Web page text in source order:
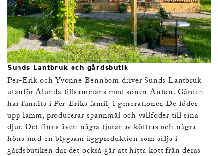
Sunds Lantbruk och gårdsbutik
Per-Erik och Yvonne Bennbom driver Sunds Lantbruk
utanför Alunda tillsammans med sonen Anton. Gården
har funnits i Per-Eriks familj i generationer. De föder
upp lamm, producerar spannmål och vallfoder till sina
djur. Det finns även några tjurar av köttras och några
höns med en blygsam äggproduktion som säljs i
gårdsbutiken där det också går att hitta kött från deras